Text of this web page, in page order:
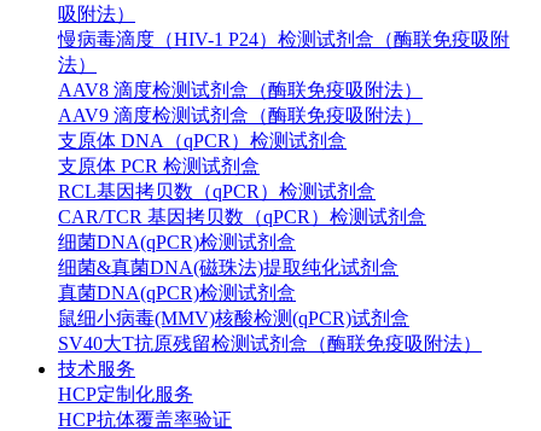
吸附法）
慢病毒滴度（HIV-1 P24）检测试剂盒（酶联免疫吸附
法）
AAV8 滴度检测试剂盒（酶联免疫吸附法）
AAV9 滴度检测试剂盒（酶联免疫吸附法）
支原体 DNA（qPCR）检测试剂盒
支原体 PCR 检测试剂盒
RCL基因拷贝数（qPCR）检测试剂盒
CAR/TCR 基因拷贝数（qPCR）检测试剂盒
细菌DNA(qPCR)检测试剂盒
细菌&真菌DNA(磁珠法)提取纯化试剂盒
真菌DNA(qPCR)检测试剂盒
鼠细小病毒(MMV)核酸检测(qPCR)试剂盒
SV40大T抗原残留检测试剂盒（酶联免疫吸附法）
技术服务
HCP定制化服务
HCP抗体覆盖率验证